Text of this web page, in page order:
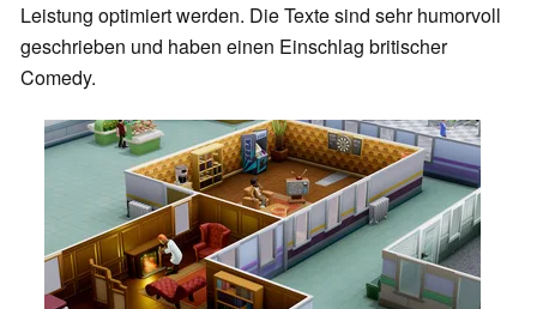
Leistung optimiert werden. Die Texte sind sehr humorvoll
geschrieben und haben einen Einschlag britischer
Comedy.